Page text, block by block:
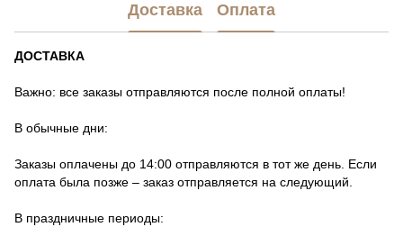
Доставка Оплата
ДОСТАВКА
Важно: все заказы отправляются после полной оплаты!
В обычные дни:
Заказы оплачены до 14:00 отправляются в тот же день. Если
оплата была позже – заказ отправляется на следующий.
В праздничные периоды: